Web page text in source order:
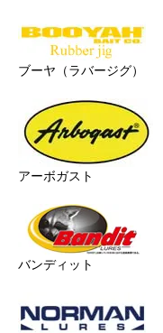
ブーヤ（ラバージグ）
アーボガスト
バンディット